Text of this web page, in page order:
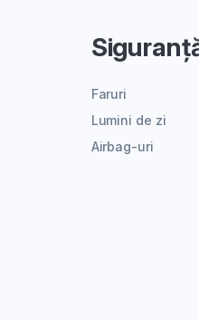
Faruri
Lumini de zi
Airbag-uri